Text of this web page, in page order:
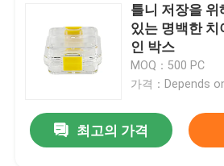
틀니 저장을
있는 명백한 치
인 박스
MOQ：500 PC
가격：Depends
최고의 가격